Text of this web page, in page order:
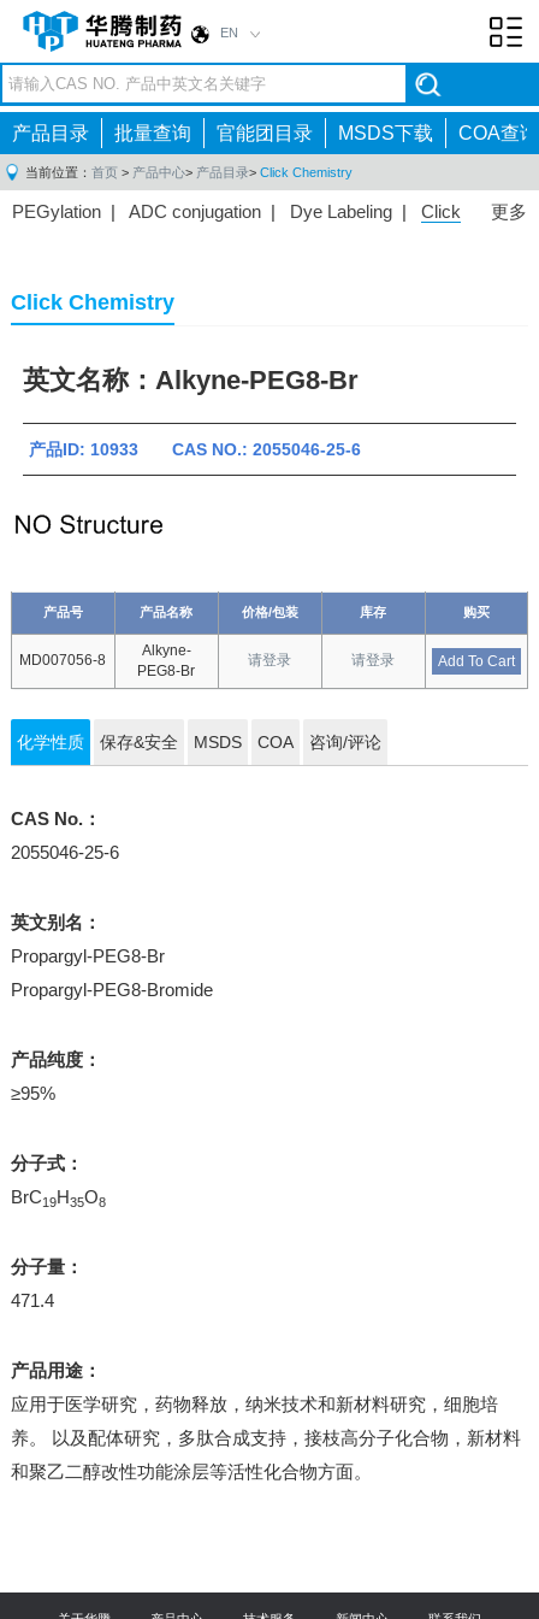
EN
产品目录 批量查询 官能团目录 MSDS下载 COA查询
当前位置： 首页 > 产品中心> 产品目录> Click Chemistry
更多
PEGylation | ADC conjugation | Dye Labeling | Click
Click Chemistry
英文名称：Alkyne-PEG8-Br
产品ID: 10933 CAS NO.: 2055046-25-6
产品号 产品名称 价格/包装 库存 购买
MD007056-8
Alkyne-
PEG8-Br
请登录 请登录 Add To Cart
化学性质 保存&安全 MSDS COA 咨询/评论
CAS No.：
2055046-25-6
英文别名：
Propargyl-PEG8-Br
Propargyl-PEG8-Bromide
产品纯度：
≥95%
分子式：
BrC19H35O8
分子量：
471.4
产品用途：
应用于医学研究，药物释放，纳米技术和新材料研究，细胞培
养。 以及配体研究，多肽合成支持，接枝高分子化合物，新材料
和聚乙二醇改性功能涂层等活性化合物方面。